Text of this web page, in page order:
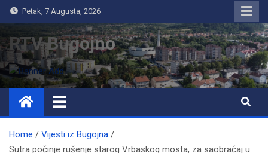
Petak, 7 Augusta, 2026
RTV Bugojno
Home
Vijesti iz Bugojna
Sutra počinje rušenje starog Vrbaskog mosta, za saobraćaj u